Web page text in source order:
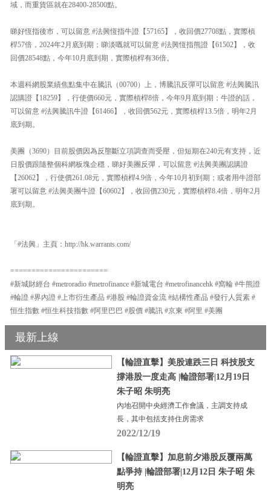
域，而重貨區就在28400-28500點。
睇好恆指後市，可以留意 #法興恆指牛證【57165】，收回價27708點，實際槓
桿57倍，2024年2月底到期；睇淡嘅就可以留意 #法興恆指熊證【61502】，收
回價28548點，今年10月底到期，實際槓桿有36倍。
本週科網股業績焦點集中在騰訊（00700）上，博騰訊反彈可以留意 #法興騰訊
認購證【18259】，行使價660元，實際槓桿8倍，今年9月底到期；牛證的話，
可以留意 #法興騰訊牛證【61466】，收回價562元，實際槓桿13.5倍，明年2月
底到期。
美團（3690）目前股價因為反壟斷立項調查而受壓，但短期在240元有支持，近
日股價跟隨整個科網板塊企穩，睇好美團反彈，可以留意 #法興美團認購證
【26062】，行使價261.08元，實際槓桿4.9倍，今年10月初到期；或者用牛證部
署可以留意 #法興美團牛證【60602】，收回價230元，實際槓桿8.4倍，明年2月
底到期。
「#法興」主頁：http://hk.warrants.com/
=======================
#新城財經台 #metroradio #metrofinance #新城電台 #metrofinancehk #窩輪 #牛熊證
#輪證 #界內證 #上市衍生產品 #港股 #輪證資金流 #結構性產品 #發行人質素 #
恒生指數 #恒生科技指數 #阿里巴巴 #股價 #騰訊 #京東 #阿里 #美團
最新上線
【輪證直擊】美股連跌三日 科技股支
撐港股一度走高 |輪證部署|12月19日
朱子昭 朱明亮
內地召開中央經濟工作會議，主調支持成
長，其中包括支持住房需求
2022/12/19
【輪證直擊】加息前夕港股反覆兩萬
點爭持 |輪證部署|12月12日 朱子昭 朱
明亮